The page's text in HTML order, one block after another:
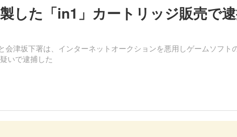
した「in1」カートリッジ販売で
会津坂下署は、インターネットオークションを悪用しゲームソフト
いで逮捕した